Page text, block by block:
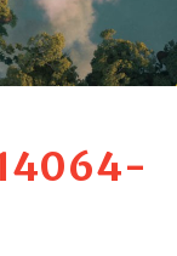
14064-